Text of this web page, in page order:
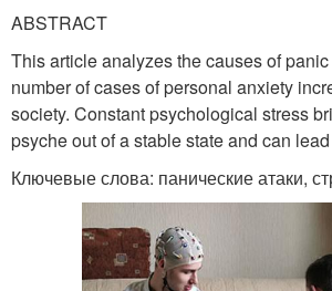
ABSTRACT
This article analyzes the causes of
number of cases of personal anxiety
society. Constant psychological stress
psyche out of a stable state and can
Ключевые слова: панические атаки,